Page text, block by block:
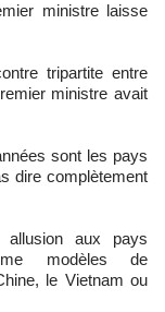
ministre laisse
tripartite entre
ministre avait
sont les pays
dire complètement
aux pays
modèles de
le Vietnam ou